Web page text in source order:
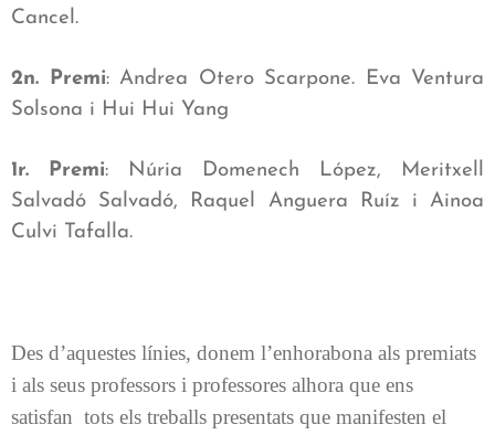
Cancel.
2n. Premi: Andrea Otero Scarpone. Eva Ventura
Solsona i Hui Hui Yang
1r. Premi: Núria Domenech López, Meritxell
Salvadó Salvadó, Raquel Anguera Ruíz i Ainoa
Culvi Tafalla.
Des d’aquestes línies, donem l’enhorabona als premiats
i als seus professors i professores alhora que ens
satisfan tots els treballs presentats que manifesten el